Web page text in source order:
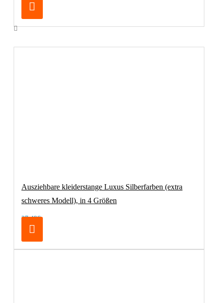
Ausziehbare kleiderstange Luxus Silberfarben (extra
schweres Modell), in 4 Größen
27,48€